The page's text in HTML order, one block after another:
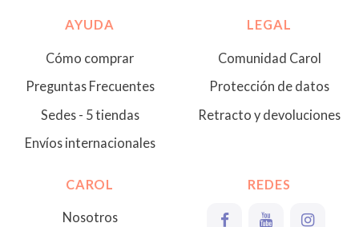
AYUDA
Cómo comprar
Preguntas Frecuentes
Sedes - 5 tiendas
Envíos internacionales
LEGAL
Comunidad Carol
Protección de datos
Retracto y devoluciones
CAROL
Nosotros
REDES